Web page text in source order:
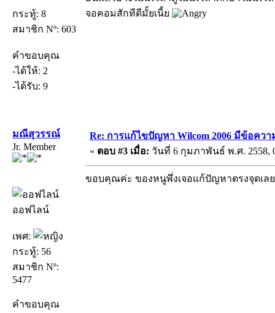
กระทู้: 8
สมาชิก Nº: 603
คำขอบคุณ
-ได้ให้: 2
-ได้รับ: 9
จอคอมสักทีดีมั้ยเนี้ย
มณีสุวรรณ์
Jr. Member
ออฟไลน์
เพศ:
กระทู้: 56
สมาชิก Nº:
5477
คำขอบคุณ
Re: การแก้ไขปัญหา Wilcom 2006 มีข้อควา
« ตอบ #3 เมื่อ: วันที่ 6 กุมภาพันธ์ พ.ศ. 2558,
ขอบคุณค่ะ ของหนูพึ่งเจอแก้ปัญหาตรงจุดเล